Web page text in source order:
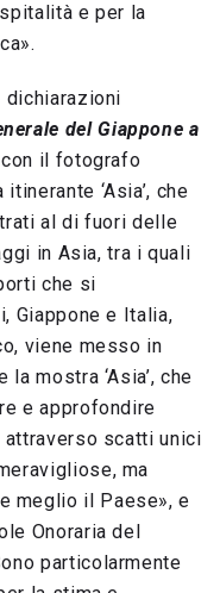
e per la
del Giappone a
il fotografo
‘Asia’, che
al di fuori delle
in Asia, tra i quali
che si
Giappone e Italia,
viene messo in
mostra ‘Asia’, che
e approfondire
scatti unici
ma
meglio il Paese», e
Onoraria del
particolarmente